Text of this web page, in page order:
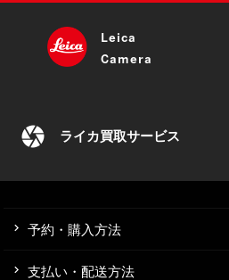
Leica
Camera
camera ライカ買取サービス
予約・購入方法
支払い・配送方法